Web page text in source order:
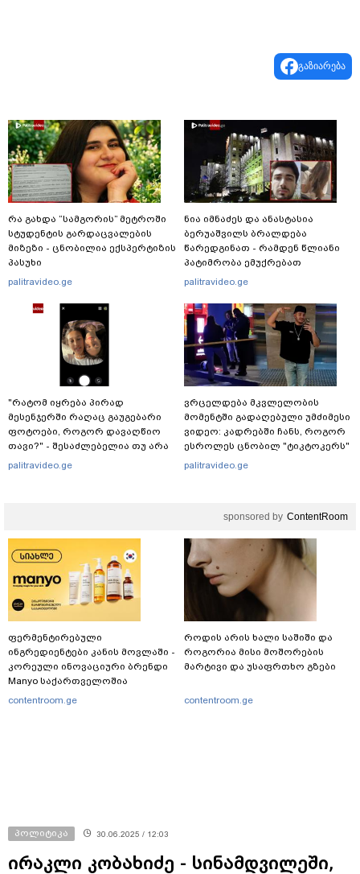
გაზიარება
რა გახდა “სამგორის” მეტროში
სტუდენტის გარდაცვალების
მიზეზი - ცნობილია ექსპერტიზის
პასუხი
palitravideo.ge
"რატომ იყრება პირად
მესენჯერში რაღაც გაუგებარი
ფოტოები, როგორ დავაღწიო
თავი?" - შესაძლებელია თუ არა
ამ ფუნქციის წაშლა?
palitravideo.ge
ნია იმნაძეს და ანასტასია
ბერუაშვილს ბრალდება
წარედგინათ - რამდენ წლიანი
პატიმრობა ემუქრებათ
არასრულწლოვნებს?
palitravideo.ge
ვრცელდება მკვლელობის
მომენტში გადაღებული უმძიმესი
ვიდეო: კადრებში ჩანს, როგორ
ესროლეს ცნობილ "ტიკტოკერს"
ლაივის დროს - რას ამბობს
palitravideo.ge
sponsored by ContentRoom
ფერმენტირებული
ინგრედიენტები კანის მოვლაში -
კორეული ინოვაციური ბრენდი
Manyo საქართველოშია
contentroom.ge
როდის არის ხალი საშიში და
როგორია მისი მოშორების
მარტივი და უსაფრთხო გზები
contentroom.ge
პოლიტიკა 30.06.2025 / 12:03
ირაკლი კობახიძე - სინამდვილეში,